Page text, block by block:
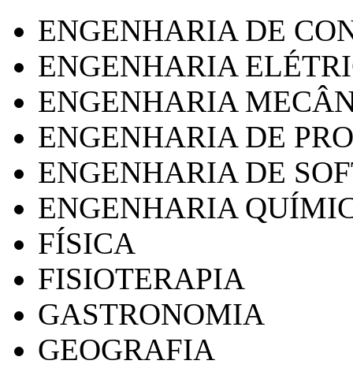
ENGENHARIA DE
ENGENHARIA
ENGENHARIA
ENGENHARIA DE
ENGENHARIA DE
ENGENHARIA
FÍSICA
FISIOTERAPIA
GASTRONOMIA
GEOGRAFIA